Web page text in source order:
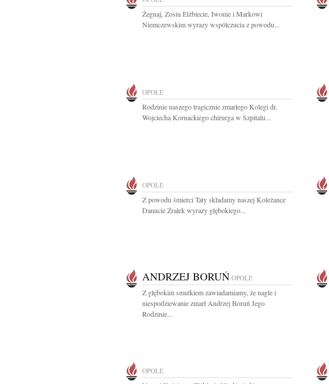
Żegnaj, Zosiu Elżbiecie, Iwonie i Markowi
Niemczewskim wyrazy współczucia z powodu...
OPOLE
Rodzinie naszego tragicznie zmarłego Kolegi dr.
Wojciecha Kornackiego chirurga w Szpitalu...
OPOLE
Z powodu śmierci Taty składamy naszej Koleżance
Danucie Źrałek wyrazy głębokiego...
ANDRZEJ BORUŃ OPOLE
Z głębokim smutkiem zawiadamiamy, że nagle i
niespodziewanie zmarł Andrzej Boruń Jego
Rodzinie...
OPOLE